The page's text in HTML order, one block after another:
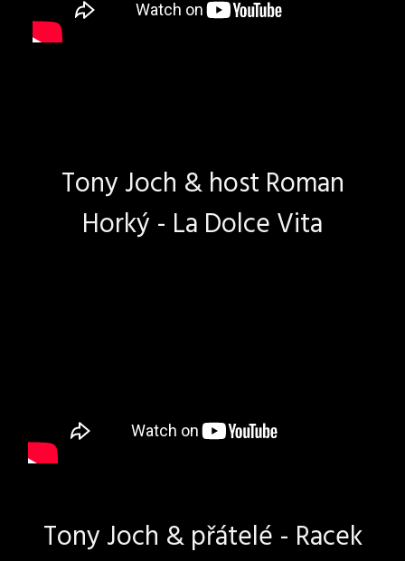
Tony Joch & host Roman
Horký - La Dolce Vita
Tony Joch & přátelé - Racek